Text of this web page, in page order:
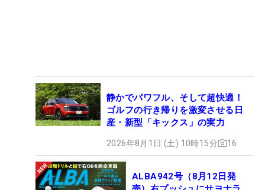
静かでパワフル、そして超快適！
ゴルフの行き帰りを激変させる日
産・新型「キックス」の実力
2026年8月1日 (土) 10時15分 16
ALBA942号（8月12日発